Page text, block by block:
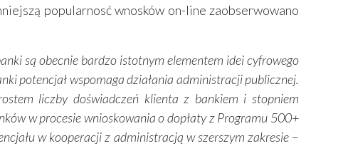
popularnosć wnosków on-line zaobserwowano
są obecnie bardzo istotnym elementem idei cyfrowego
potencjał wspomaga działania administracji publicznej.
liczby doświadczeń klienta z bankiem i stopniem
w procesie wnioskowania o dopłaty z Programu 500+
w kooperacji z administracją w szerszym zakresie–